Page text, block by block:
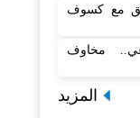
مع كسوف
مخاوف
المزيد